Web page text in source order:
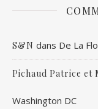
S&N dans De La
Pichaud Patrice et
Washington DC